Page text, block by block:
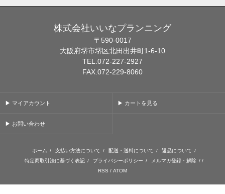
株式会社いいなプランニング
〒590-0017
大阪府堺市堺区北田出井町1-6-10
TEL.072-227-2927
FAX.072-229-8060
▶ マイアカウント ▶ カートを見る
▶ お問い合わせ
ホーム / 支払い方法について / 配送・送料について / 返品について /
特定商取引法に基づく表記 / プライバシーポリシー / メルマガ登録・解除 / /
RSS / ATOM